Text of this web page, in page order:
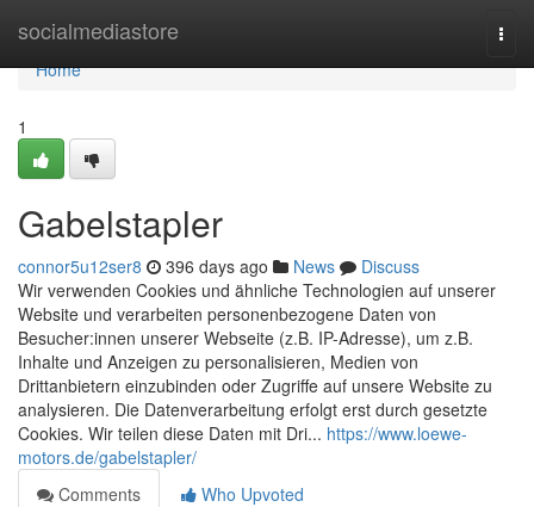
socialmediastore
Home
Home
1
Gabelstapler
connor5u12ser8 396 days ago News
Discuss
Wir verwenden Cookies und ähnliche Technologien auf unserer
Website und verarbeiten personenbezogene Daten von
Besucher:innen unserer Webseite (z.B. IP-Adresse), um z.B.
Inhalte und Anzeigen zu personalisieren, Medien von
Drittanbietern einzubinden oder Zugriffe auf unsere Website zu
analysieren. Die Datenverarbeitung erfolgt erst durch gesetzte
Cookies. Wir teilen diese Daten mit Dri... https://www.loewe-
motors.de/gabelstapler/
Comments
Who Upvoted